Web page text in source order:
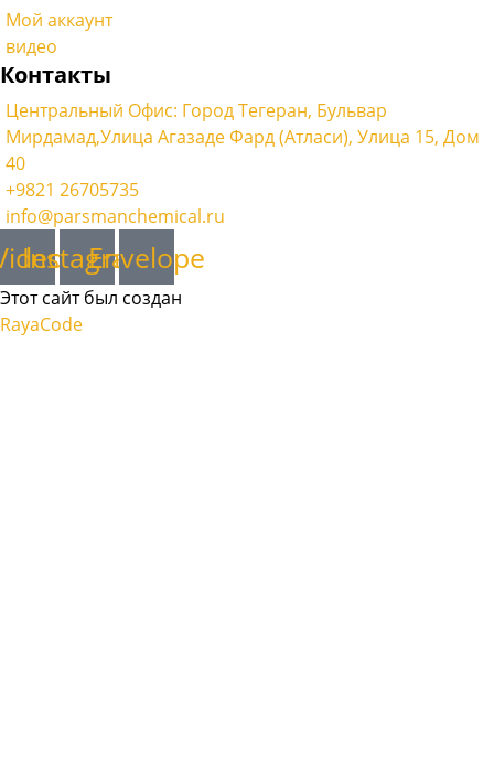
Мой аккаунт
видео
Контакты
Центральный Офис: Город Тегеран, Бульвар
Мирдамад,Улица Агазаде Фард (Атласи), Улица 15, Дом
40
+9821 26705735
info@parsmanchemical.ru
Instagram
Envelope
Этот сайт был создан
RayaCode